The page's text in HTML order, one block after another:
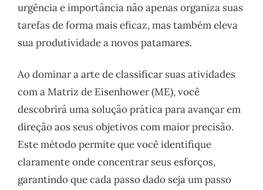
urgência e importância não apenas organiza suas
tarefas de forma mais eficaz, mas também eleva
sua produtividade a novos patamares.
Ao dominar a arte de classificar suas atividades
com a Matriz de Eisenhower (ME), você
descobrirá uma solução prática para avançar em
direção aos seus objetivos com maior precisão.
Este método permite que você identifique
claramente onde concentrar seus esforços,
garantindo que cada passo dado seja um passo